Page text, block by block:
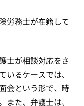
労務士が在籍して
士が相談対応をさ
いるケースでは、
会という形で、時
また、弁護士は、